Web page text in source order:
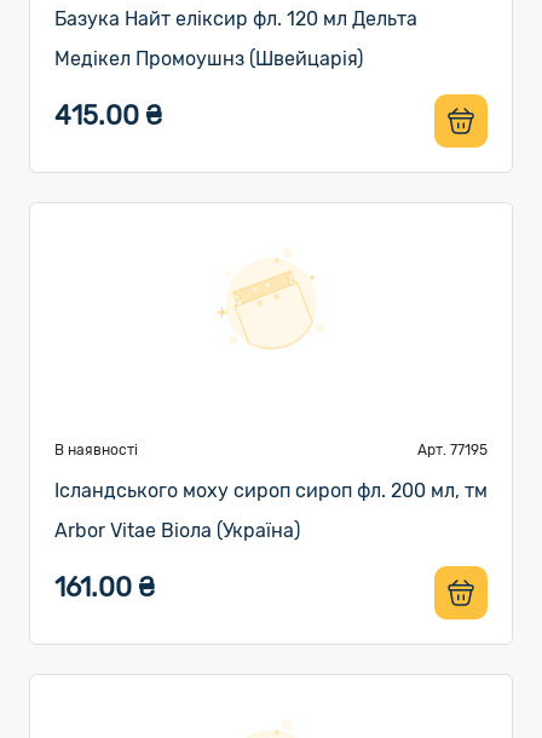
Базука Найт еліксир фл. 120 мл Дельта
Медікел Промоушнз (Швейцарія)
415.00 ₴
В наявності Арт. 77195
Ісландського моху сироп сироп фл. 200 мл, тм
Arbor Vitae Віола (Україна)
161.00 ₴